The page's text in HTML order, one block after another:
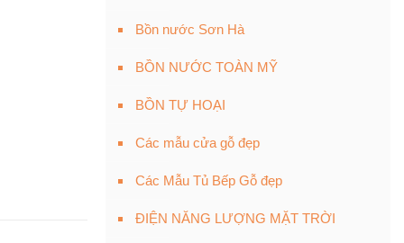
Bồn nước Sơn Hà
BỒN NƯỚC TOÀN MỸ
BỒN TỰ HOẠI
Các mẫu cửa gỗ đẹp
Các Mẫu Tủ Bếp Gỗ đẹp
ĐIỆN NĂNG LƯỢNG MẶT TRỜI